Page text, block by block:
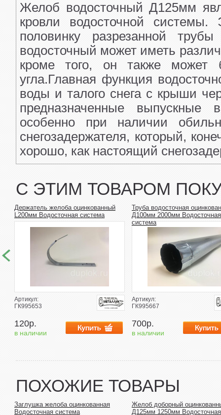
Желоб водосточный Д125мм
кровли водосточной системы.
половинку разрезанной
водосточный может иметь
кроме того, он также может
угла.Главная функция
воды и талого снега с крыши
предназначенные
особенно при наличии
снегозадержателя, который,
хорошо, как настоящий
С ЭТИМ ТОВАРОМ
Держатель желоба оцинкованный
L200мм Водосточная система
Артикул:
ГК995653
120р.
в наличии
Труба водосточная
Д100мм 2000мм Водосточная
система
Артикул:
ГК995667
700р.
в наличии
ПОХОЖИЕ ТОВАРЫ
Заглушка желоба оцинкованная
Водосточная система
Желоб доборный
Д125мм 1250мм Водосточная